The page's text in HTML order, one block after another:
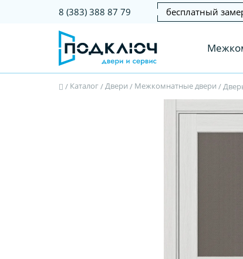
8 (383) 388 87 79 бесплатный
/ Каталог/Двери / Межкомнатные двери /